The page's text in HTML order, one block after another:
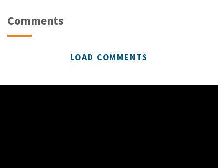
Comments
LOAD COMMENTS